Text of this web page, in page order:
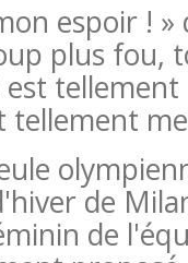
espoir !
plus fou,
tellement
de
de